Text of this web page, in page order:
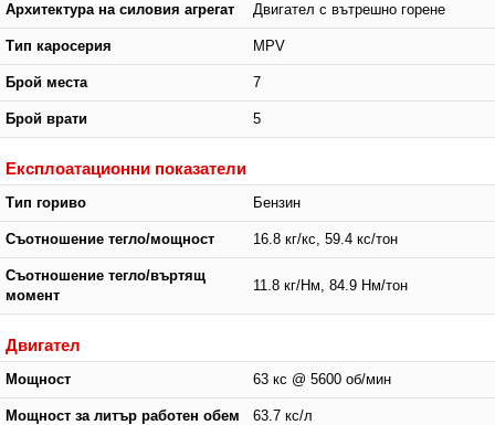
Архитектура на силовия агрегат Двигател с вътрешно горене
Тип каросерия MPV
Брой места 7
Брой врати 5
Експлоатационни показатели
Тип гориво Бензин
Съотношение тегло/мощност 16.8 кг/кс, 59.4 кс/тон
Съотношение тегло/въртящ
момент
11.8 кг/Нм, 84.9 Нм/тон
Двигател
Мощност 63 кс @ 5600 об/мин
Мощност за литър работен обем 63.7 кс/л